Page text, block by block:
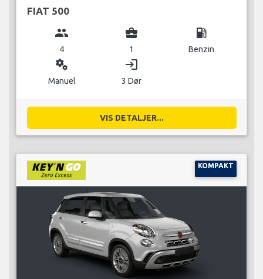
FIAT 500
group
4
business_center
1
local_gas_station
Benzin
miscellaneous_services
Manuel
login
3 Dør
VIS DETALJER...
KOMPAKT